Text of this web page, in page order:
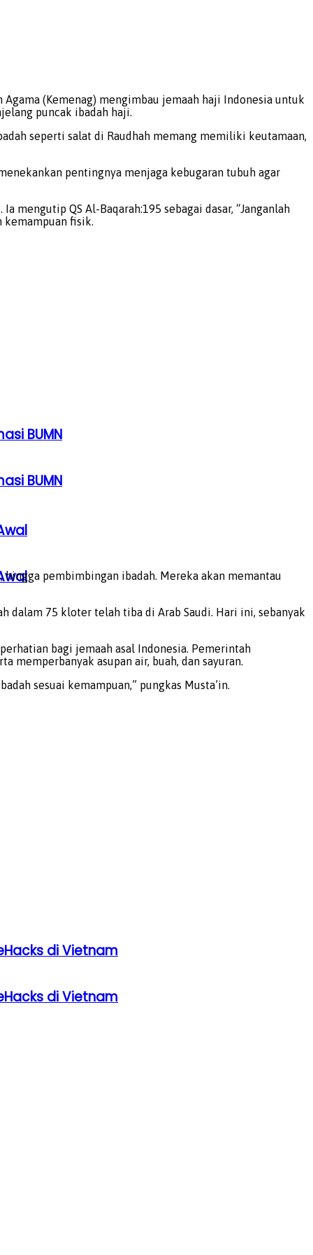
BUMN
di Vietnam
BUMN
di Vietnam
(Kemenag) mengimbau jemaah haji Indonesia untuk
puncak ibadah haji.
seperti salat di Raudhah memang memiliki keutamaan,
pentingnya menjaga kebugaran tubuh agar
QS Al-Baqarah:195 sebagai dasar, “Janganlah
kemampuan fisik.
pembimbingan ibadah. Mereka akan memantau
dalam 75 kloter telah tiba di Arab Saudi. Hari ini, sebanyak
bagi jemaah asal Indonesia. Pemerintah
asupan air, buah, dan sayuran.
sesuai kemampuan,” pungkas Musta’in.